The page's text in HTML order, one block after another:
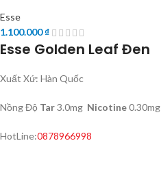
Esse
1.100.000₫
Esse Golden Leaf Đen
Xuất Xứ: Hàn Quốc
Nồng Độ Tar3.0mg Nicotine0.30mg
HotLine:0878966998